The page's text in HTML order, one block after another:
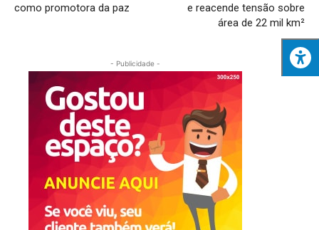
como promotora da paz
e reacende tensão sobre
área de 22 mil km²
- Publicidade -